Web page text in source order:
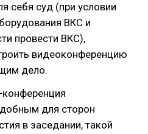
себя суд (при условии
ВКС и
провести ВКС),
видеоконференцию
дело.
конференция
для сторон
в заседании, такой